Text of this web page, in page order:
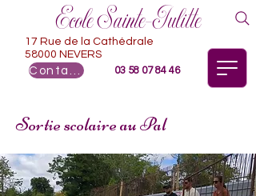
Ecole Sainte-Julitte
03 58 07 84 46
17 Rue de la Cathédrale
58000 NEVERS
Sortie scolaire au Pal